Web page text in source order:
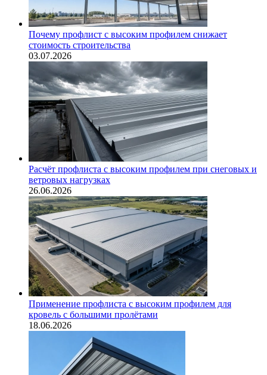
Почему профлист с высоким профилем снижает
стоимость строительства
03.07.2026
Расчёт профлиста с высоким профилем при снеговых и
ветровых нагрузках
26.06.2026
Применение профлиста с высоким профилем для
кровель с большими пролётами
18.06.2026